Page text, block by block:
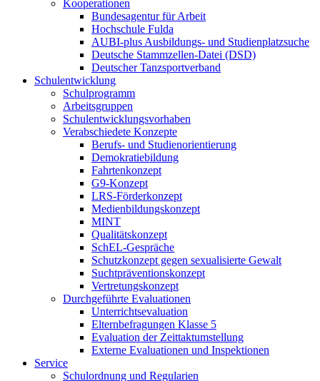
Kooperationen
Bundesagentur für Arbeit
Hochschule Fulda
AUBI-plus Ausbildungs- und Studienplatzsuche
Deutsche Stammzellen-Datei (DSD)
Deutscher Tanzsportverband
Schulentwicklung
Schulprogramm
Arbeitsgruppen
Schulentwicklungsvorhaben
Verabschiedete Konzepte
Berufs- und Studienorientierung
Demokratiebildung
Fahrtenkonzept
G9-Konzept
LRS-Förderkonzept
Medienbildungskonzept
MINT
Qualitätskonzept
SchEL-Gespräche
Schutzkonzept gegen sexualisierte Gewalt
Suchtpräventionskonzept
Vertretungskonzept
Durchgeführte Evaluationen
Unterrichtsevaluation
Elternbefragungen Klasse 5
Evaluation der Zeittaktumstellung
Externe Evaluationen und Inspektionen
Service
Schulordnung und Regularien